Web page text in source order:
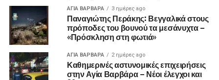
ΑΓΙΑ ΒΑΡΒΑΡΑ 3 ημέρες ago
Παναγιώτης Περάκης: Βεγγαλικά στους
πρόποδες του βουνού τα μεσάνυχτα –
«Πρόσκληση στη φωτιά»
ΑΓΙΑ ΒΑΡΒΑΡΑ 2 ημέρες ago
Καθημερινές αστυνομικές επιχειρήσεις
στην Αγία Βαρβάρα – Νέοι έλεγχοι και